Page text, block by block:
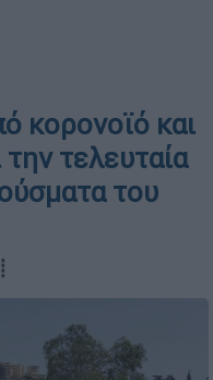
κορονοϊό και
τελευταία
του